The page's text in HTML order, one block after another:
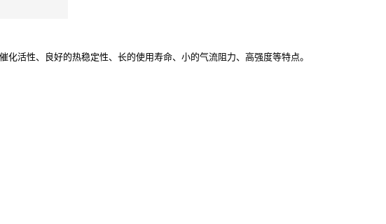
活性、良好的热稳定性、长的使用寿命、小的气流阻力、高强度等特点。